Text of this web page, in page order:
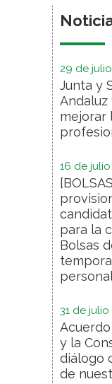
29 de
Junta y
Andaluz
mejorar
16 de
para la
Bolsas
31 de
y la
diálogo
de